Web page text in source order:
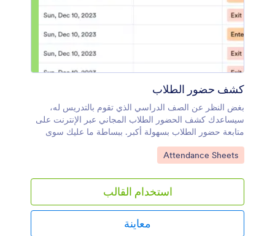
كشف حضور الطلاب
بغض النظر عن الصف الدراسي الذي تقوم بالتدريس له،
سيساعدك كشف الحضور الطلاب المجاني عبر الإنترنت على
متابعة حضور الطلاب بسهولة أكبر. ببساطة ما عليك سوى
إدخال اسم الطالب ومعلومات الحضور في جدول البيانات
باستخدام جهاز الكمبيوتر أو جهاز الهاتف المحمول - أو قم
نهاية الصف، و سيتم حفظ السجلات المُدخلة على الفور في
جدول البيانات، والذي سيكون من السهل الوصول إليه أو
تنزيله كملف PDF أو CSV أو Excel أو طباعته من أجل
سجلات الفصل الدراسي. لن تحتاج إلى تعلم كيفية البرمجة
لتخصيص كشف حضور الطالب الخاص بصفك. ما عليك سوى
انتقل إلى الفئة:
Attendance Sheets
استخدام القالب
معاينة